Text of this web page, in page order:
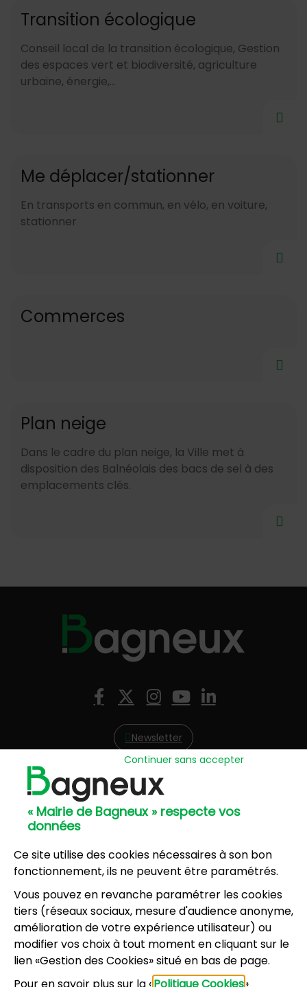
« Mairie de Bagneux » respecte vos
données
Ce site utilise des cookies nécessaires à son bon
fonctionnement, ils ne peuvent être paramétrés.
Vous pouvez en revanche paramétrer les cookies
tiers (réseaux sociaux, mesure d'audience anonyme,
amélioration de votre expérience utilisateur) ou
modifier vos choix à tout moment en cliquant sur le
lien «Gestion des Cookies» situé en bas de page.
Continuer sans accepter
Transition écologique
Conseil local de la transition écologique, Gestion
des espaces vert et biodiversité, agriculture
urbaine, énergie,...
Me déplacer/stationner
En transports en commun, en vélo, en voiture,
stationner
Commerces
Plan neige
Dans le cadre du plan neige, la Ville met à
disposition des Balnéolais des bacs de sel à des
emplacements clés.
Facebook
X (Twitter)
Instagram
YouTube
LinkedIn
Newsletter
Hôtel de Ville
57, avenue Henri Ravera - 92220 Bagneux
01 42 31 60 00
8, résidence du Port Galand - 92220 Bagneux
01 45 47 62 00
NOUS CONTACTER
Horaires d’ouverture:
Lundi, mercredi, jeudi, vendredi : 8h30-12h et